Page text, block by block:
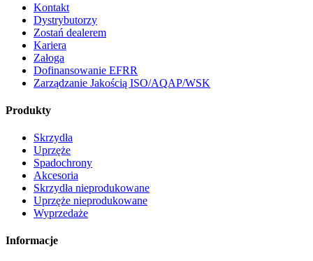
Kontakt
Dystrybutorzy
Zostań dealerem
Kariera
Załoga
Dofinansowanie EFRR
Zarządzanie Jakością ISO/AQAP/WSK
Produkty
Skrzydła
Uprzęże
Spadochrony
Akcesoria
Skrzydła nieprodukowane
Uprzęże nieprodukowane
Wyprzedaże
Informacje